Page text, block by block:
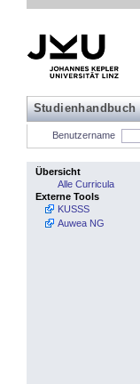
Studienhandbuch
Benutzername
Übersicht
Alle Curricula
Externe Tools
KUSSS
Auwea NG